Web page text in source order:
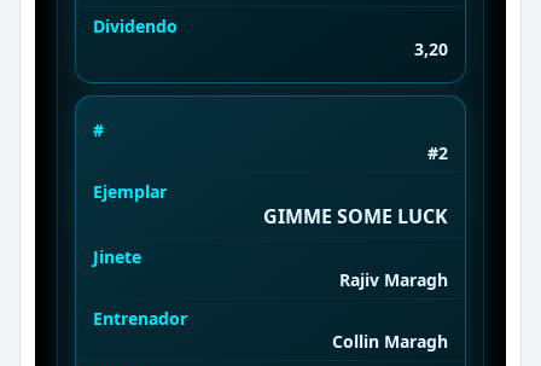
Dividendo
3,20
#
#2
Ejemplar
GIMME SOME LUCK
Jinete
Rajiv Maragh
Entrenador
Collin Maragh